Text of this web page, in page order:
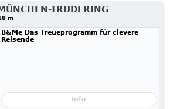
TRUDERING
m
B&Me Das Treueprogramm für clevere
Reisende
Info